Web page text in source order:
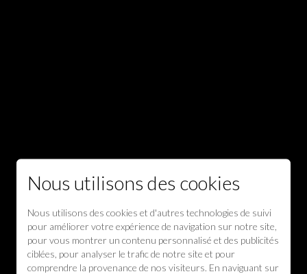
Nous utilisons des cookies
Nous utilisons des cookies et d'autres technologies de suivi
pour améliorer votre expérience de navigation sur notre site,
pour vous montrer un contenu personnalisé et des publicités
ciblées, pour analyser le trafic de notre site et pour
comprendre la provenance de nos visiteurs. En naviguant sur